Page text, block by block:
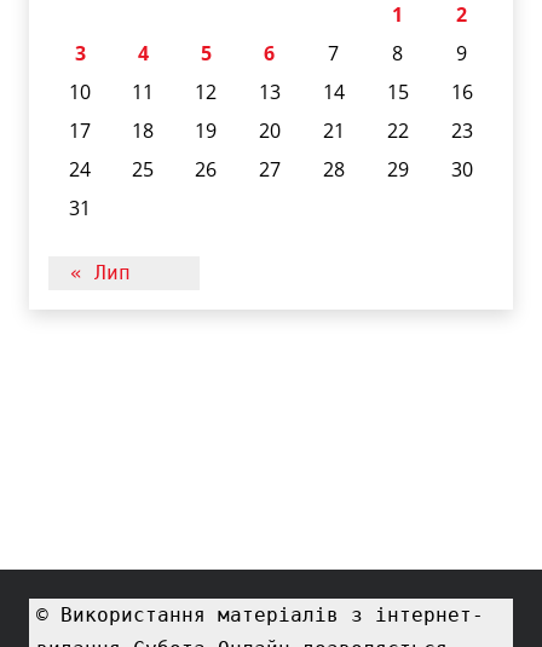
1
2
3
4 5 6 7 8
9
10
11 12 13 14 15
16
17
18 19 20 21 22
23
24
25 26 27 28 29
30
31
« Лип
© Використання матеріалів з інтернет-